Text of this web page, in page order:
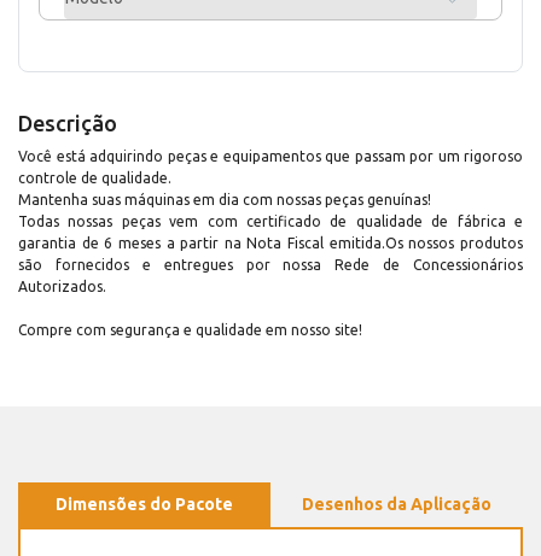
Descrição
Você está adquirindo peças e equipamentos que passam por um rigoroso
controle de qualidade.
Mantenha suas máquinas em dia com nossas peças genuínas!
Todas nossas peças vem com certificado de qualidade de fábrica e
garantia de 6 meses a partir na Nota Fiscal emitida.Os nossos produtos
são fornecidos e entregues por nossa Rede de Concessionários
Autorizados.
Compre com segurança e qualidade em nosso site!
Dimensões do Pacote Desenhos da Aplicação